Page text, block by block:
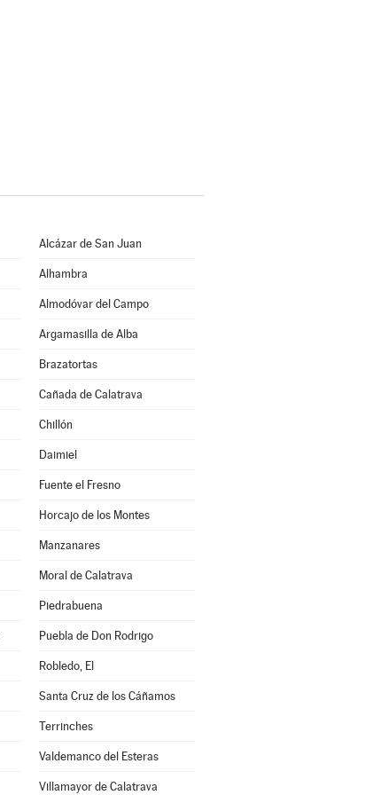
Alcázar de San Juan
Alhambra
Almodóvar del Campo
Argamasilla de Alba
Brazatortas
Cañada de Calatrava
Chillón
Daimiel
Fuente el Fresno
Horcajo de los Montes
Manzanares
Moral de Calatrava
Piedrabuena
Puebla de Don Rodrigo
Robledo, El
Santa Cruz de los Cáñamos
Terrinches
Valdemanco del Esteras
Villamayor de Calatrava